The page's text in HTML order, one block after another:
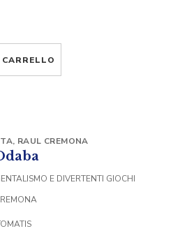
, RAUL CREMONA
E DIVERTENTI GIOCHI